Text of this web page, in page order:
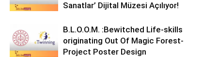
Sanatlar’ Dijital Müzesi Açılıyor!
B.L.O.O.M. :Bewitched Life-skills
originating Out Of Magic Forest-
Project Poster Design